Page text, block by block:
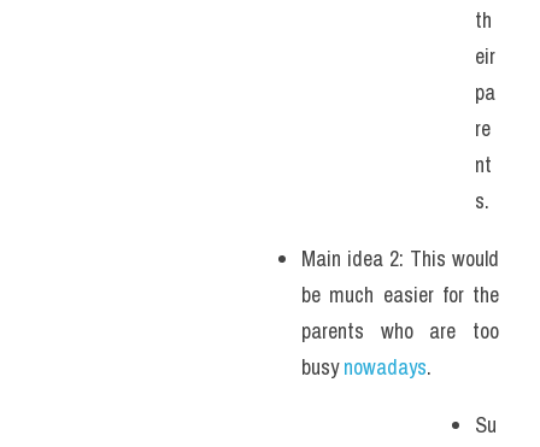
th
eir
pa
re
nt
s.
Main idea 2: This would
be much easier for the
parents who are too
busy nowadays.
Su